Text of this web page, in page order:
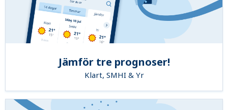
Jämför tre prognoser!
Klart, SMHI & Yr